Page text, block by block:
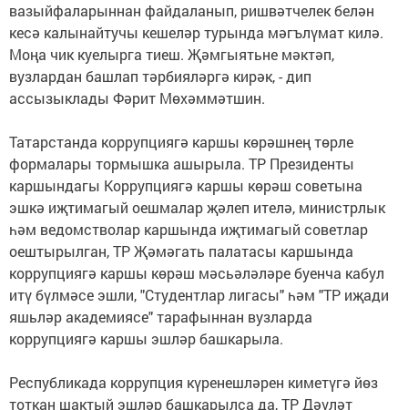
вазыйфаларыннан файдаланып, ришвәтчелек белән
кесә калынайтучы кешеләр турында мәгълүмат килә.
Моңа чик куелырга тиеш. Җәмгыятьне мәктәп,
вузлардан башлап тәрбияләргә кирәк, - дип
ассызыклады Фәрит Мөхәммәтшин.
Татарстанда коррупциягә каршы көрәшнең төрле
формалары тормышка ашырыла. ТР Президенты
каршындагы Коррупциягә каршы көрәш советына
эшкә иҗтимагый оешмалар җәлеп ителә, министрлык
һәм ведомстволар каршында иҗтимагый советлар
оештырылган, ТР Җәмәгать палатасы каршында
коррупциягә каршы көрәш мәсьәләләре буенча кабул
итү бүлмәсе эшли, "Студентлар лигасы" һәм "ТР иҗади
яшьләр академиясе" тарафыннан вузларда
коррупциягә каршы эшләр башкарыла.
Республикада коррупция күренешләрен киметүгә йөз
тоткан шактый эшләр башкарылса да, ТР Дәүләт